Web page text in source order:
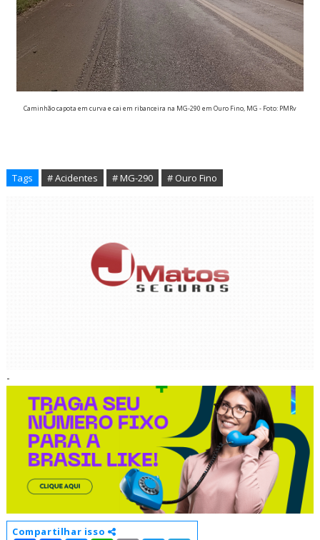
Caminhão capota em curva e cai em ribanceira na MG-290 em Ouro Fino, MG - Foto: PMRv
Tags # Acidentes # MG-290 # Ouro Fino
-
Compartilhar isso